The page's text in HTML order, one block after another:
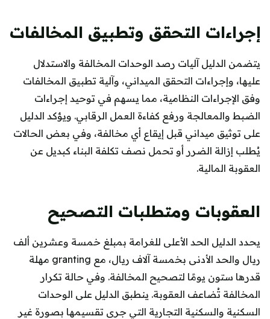
إجراءات التحقق وتطبيق المخالفات
يتضمن الدليل آليات رصد الوحدات المخالفة والاستدلال
عليها، وإجراءات التحقق الميداني، وآلية تطبيق المخالفات
وفق الإجراءات النظامية، مما يسهم في توحيد إجراءات
الضبط والمعالجة ورفع كفاءة العمل الرقابي. ويؤكد الدليل
على توثيق ميداني قبل إيقاع أي مخالفة، وفي بعض الحالات
يُطلب إزالة الضرر أو تحمل نصف تكلفة البناء كبديل عن
العقوبة المالية.
العقوبات ومتطلبات التصحيح
يحدد الدليل الحد الأعلى للغرامة بمبلغ خمسة وعشرين ألف
ريال والحد الأدنى بخمسة آلاف ريال، مع granting مهلة
قدرها ستون يومًا لتصحيح المخالفة. وفي حالة تكرار
المخالفة تُضاعف العقوبة. ينطبق الدليل على الوحدات
السكنية والسكنية التجارية التي جرى تقسيمها بصورة غير